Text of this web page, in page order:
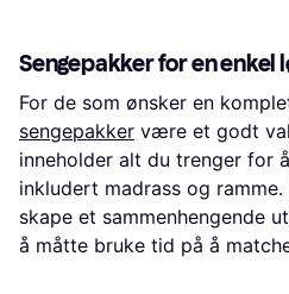
Sengepakker for en enkel
For de som ønsker en
sengepakker være et godt
inneholder alt du trenger for
inkludert madrass og
skape et sammenhengende
å måtte bruke tid på å